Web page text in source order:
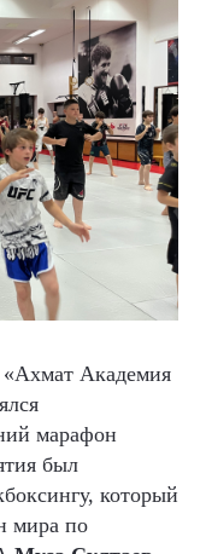
«Ахмат Академия
марафон
был
который
мира по